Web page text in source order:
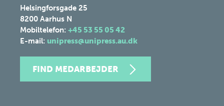
Helsingforsgade 25
8200 Aarhus N
Mobiltelefon: +45 53 55 05 42
E-mail: unipress@unipress.au.dk
FIND MEDARBEJDER